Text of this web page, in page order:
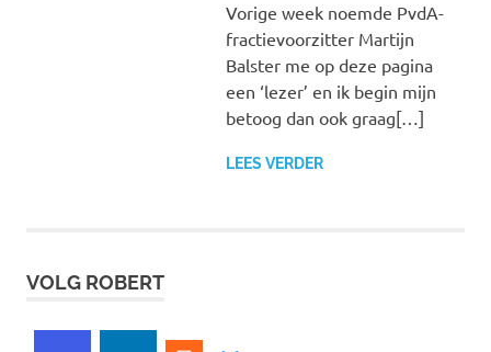
Vorige week noemde PvdA-
fractievoorzitter Martijn
Balster me op deze pagina
een ‘lezer’ en ik begin mijn
betoog dan ook graag[…]
LEES VERDER
VOLG ROBERT